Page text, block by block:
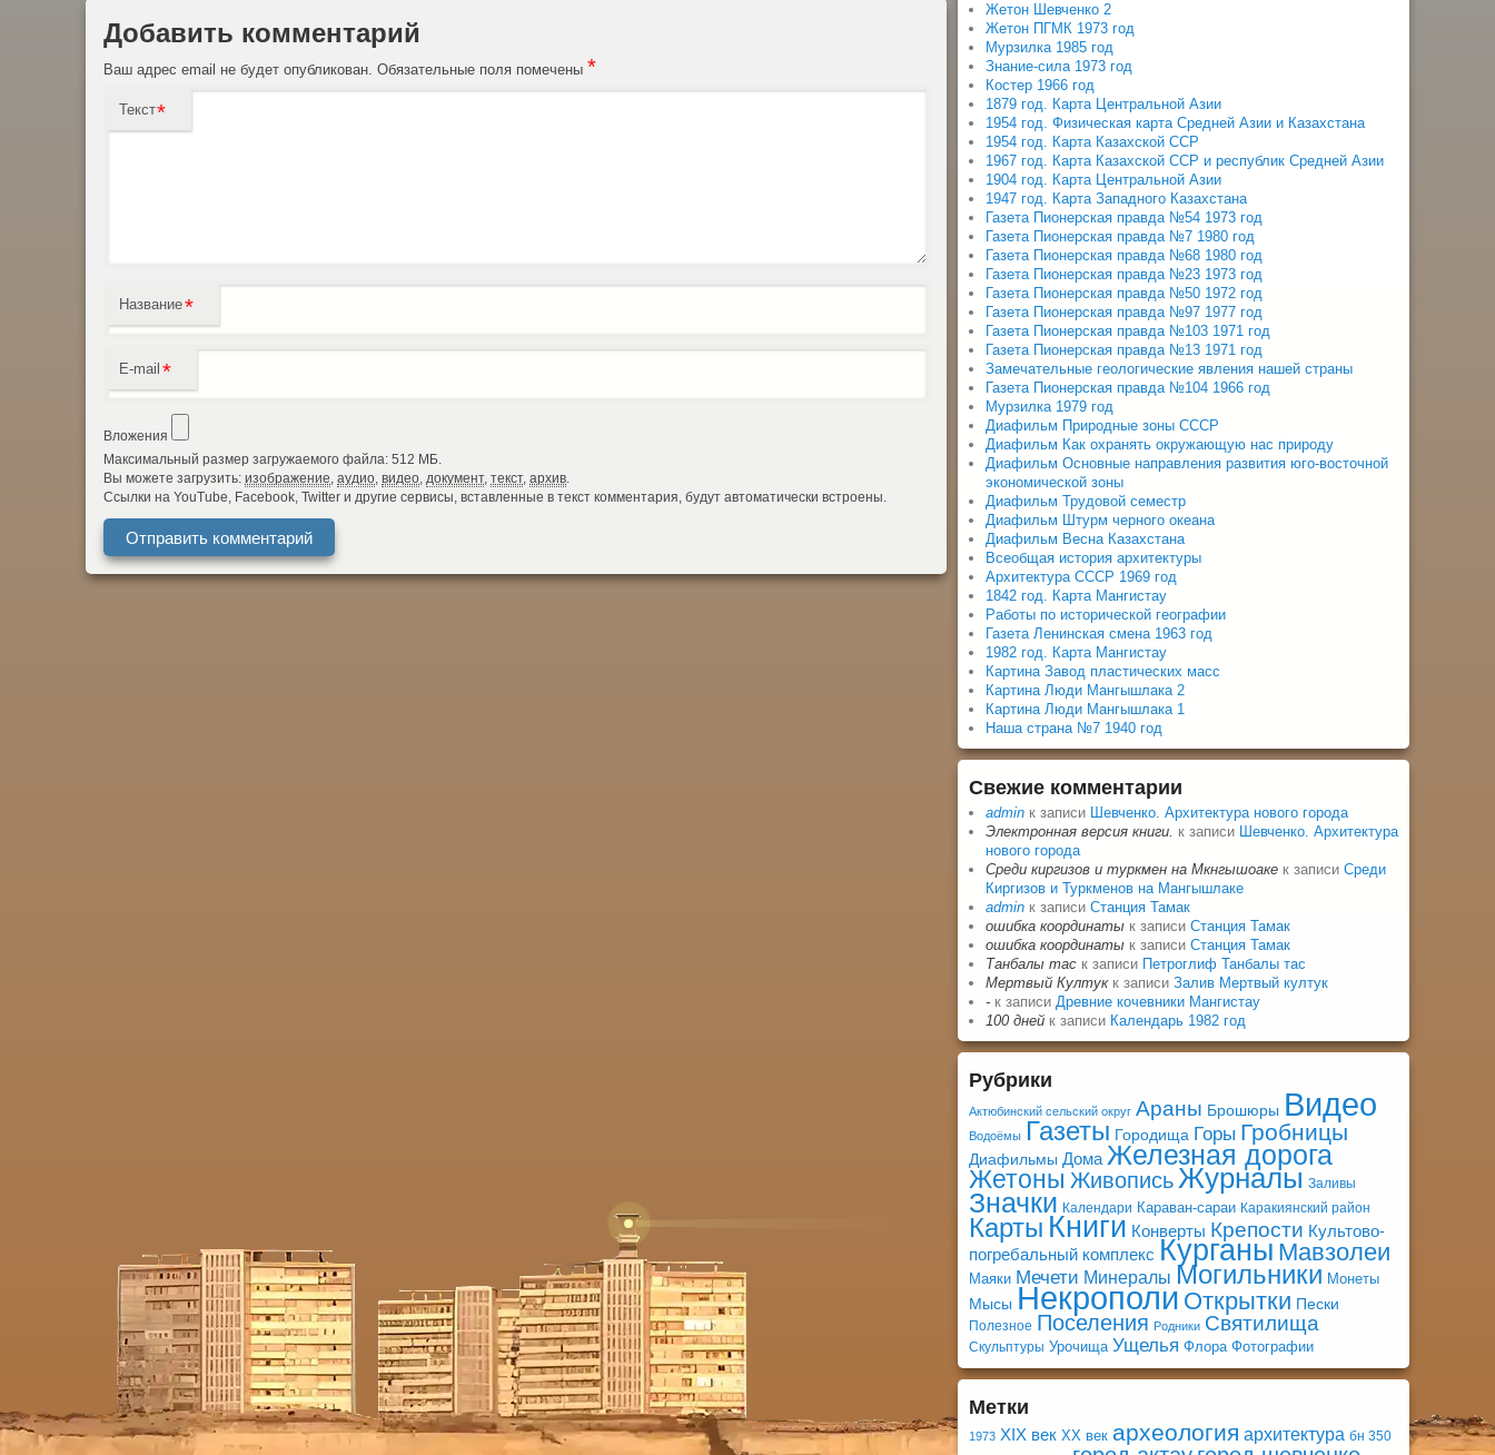
Добавить комментарий
Ваш адрес email не будет опубликован. Обязательные поля помечены *
Текст*
Название*
E-mail *
Вложения
Максимальный размер загружаемого файла: 512 МБ.
Вы можете загрузить: изображение аудио видео документ, текст, архив
Ссылки на YouTube, Facebook, Twitter и другие сервисы, вставленные в текст комментария, будут автоматически встроены.
Жетон Шевченко 2
Жетон ПГМК 1973 год
Мурзилка 1985 год
Знание-сила 1973 год
Костер 1966 год
1879 год. Карта Центральной Азии
1954 год. Физическая карта Средней Азии и Казахстана
1954 год. Карта Казахской ССР
1967 год. Карта Казахской ССР и республик Средней Азии
1904 год. Карта Центральной Азии
1947 год. Карта Западного Казахстана
Газета Пионерская правда №54 1973 год
Газета Пионерская правда №7 1980 год
Газета Пионерская правда №68 1980 год
Газета Пионерская правда №23 1973 год
Газета Пионерская правда №50 1972 год
Газета Пионерская правда №97 1977 год
Газета Пионерская правда №103 1971 год
Газета Пионерская правда №13 1971 год
Замечательные геологические явления нашей страны
Газета Пионерская правда №104 1966 год
Мурзилка 1979 год
Диафильм Природные зоны СССР
Диафильм Как охранять окружающую нас природу
Диафильм Основные направления развития юго-восточной
экономической зоны
Диафильм Трудовой семестр
Диафильм Штурм черного океана
Диафильм Весна Казахстана
Всеобщая история архитектуры
Архитектура СССР 1969 год
1842 год. Карта Мангистау
Работы по исторической географии
Газета Ленинская смена 1963 год
1982 год. Карта Мангистау
Картина Завод пластических масс
Картина Люди Мангышлака 2
Картина Люди Мангышлака 1
Наша страна №7 1940 год
Свежие комментарии
admin к записи Шевченко. Архитектура нового города
Электронная версия книги. к записи Шевченко. Архитектура
нового города
Среди киргизов и туркмен на Мкнгышоаке к записи Среди
Киргизов и Туркменов на Мангышлаке
admin к записи Станция Тамак
ошибка координаты к записи Станция Тамак
ошибка координаты к записи Станция Тамак
Танбалы тас к записи Петроглиф Танбалы тас
Мертвый Култукк записи Залив Мертвый култук
- к записи Древние кочевники Мангистау
100 дней к записи Календарь 1982 год
Рубрики
Актюбинский сельский округ Араны Брошюры Видео
Водоёмы Газеты Городища Горы Гробницы
Диафильмы Дома Железная дорога
Жетоны Живопись Журналы Заливы
Значки Календари Караван-сараи Каракиянский район
Карты Книги Конверты Крепости Культово-
погребальный комплекс Курганы Мавзолеи
Маяки Мечети Минералы Могильники Монеты
Мысы Некрополи Открытки Пески
Полезное Поселения Родники Святилища
Скульптуры Урочища Ущелья Флора Фотографии
Метки
1973 XIX век XX век археология архитектура бн 350